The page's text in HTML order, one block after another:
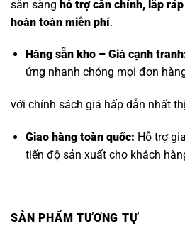
sẵn sàng hỗ trợ cân chỉnh, lắp
hoàn toàn miễn phí.
Hàng sẵn kho – Giá cạnh
ứng nhanh chóng mọi đơn
với chính sách giá hấp dẫn nhất
Giao hàng toàn quốc: Hỗ trợ
tiến độ sản xuất cho khách
SẢN PHẨM TƯƠNG TỰ